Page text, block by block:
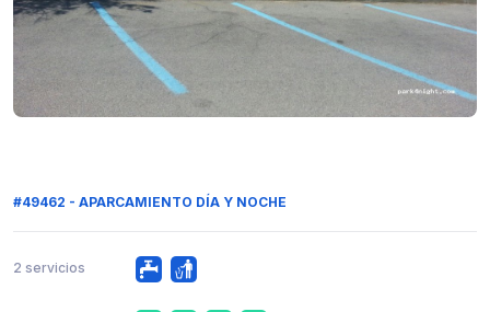
#49462 - APARCAMIENTO DÍA Y NOCHE
2 servicios